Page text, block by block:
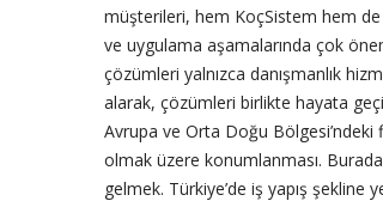
müşterileri, hem KoçSistem hem
ve uygulama aşamalarında çok
çözümleri yalnızca danışmanlık
alarak, çözümleri birlikte hayata
Avrupa ve Orta Doğu Bölgesi’ndeki
olmak üzere konumlanması.
gelmek. Türkiye’de iş yapış şekline